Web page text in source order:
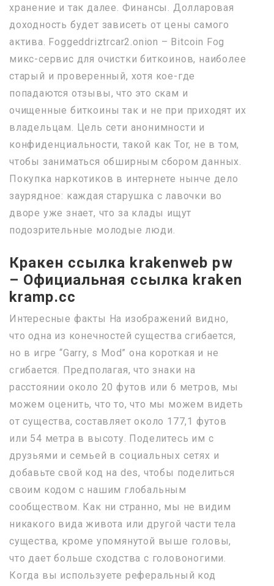
хранение и так далее. Финансы. Долларовая
доходность будет зависеть от цены самого
актива. Foggeddriztrcar2.onion – Bitcoin Fog
микс-сервис для очистки биткоинов, наиболее
старый и проверенный, хотя кое-где
попадаются отзывы, что это скам и
очищенные биткоины так и не при приходят их
владельцам. Цель сети анонимности и
конфиденциальности, такой как Tor, не в том,
чтобы заниматься обширным сбором данных.
Покупка наркотиков в интернете нынче дело
заурядное: каждая старушка с лавочки во
дворе уже знает, что за клады ищут
подозрительные молодые люди.
Кракен ссылка krakenweb pw
– Официальная ссылка kraken
kramp.cc
Интересные факты На изображений видно,
что одна из конечностей существа сгибается,
но в игре “Garry, s Mod” она короткая и не
сгибается. Предполагая, что знаки на
расстоянии около 20 футов или 6 метров, мы
можем оценить, что то, что мы можем видеть
от существа, составляет около 177,1 футов
или 54 метра в высоту. Поделитесь им с
друзьями и семьей в социальных сетях и
добавьте свой код на des, чтобы поделиться
своим кодом с нашим глобальным
сообществом. Как ни странно, мы не видим
никакого вида живота или другой части тела
существа, кроме упомянутой выше головы,
что дает больше сходства с головоногими.
Когда вы используете реферальный код